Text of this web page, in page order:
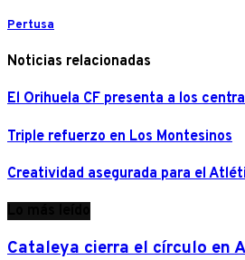
Pertusa
Noticias relacionadas
El Orihuela CF presenta a los
Triple refuerzo en Los Montesinos
Creatividad asegurada para el
Cataleya cierra el círculo en